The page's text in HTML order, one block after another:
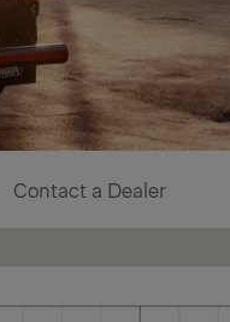
Contact a Dealer